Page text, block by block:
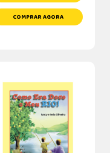
COMPRAR AGORA